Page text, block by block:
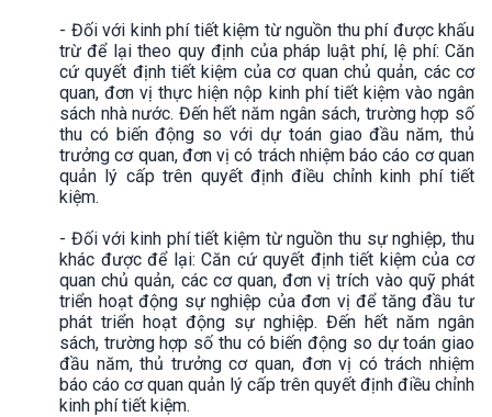
- Đối với kinh phí tiết kiệm từ nguồn thu phí được khấu
trừ để lại theo quy định của pháp luật phí, lệ phí: Căn
cứ quyết định tiết kiệm của cơ quan chủ quản, các cơ
quan, đơn vị thực hiện nộp kinh phí tiết kiệm vào ngân
sách nhà nước. Đến hết năm ngân sách, trường hợp số
thu có biến động so với dự toán giao đầu năm, thủ
trưởng cơ quan, đơn vị có trách nhiệm báo cáo cơ quan
quản lý cấp trên quyết định điều chỉnh kinh phí tiết
kiệm.
- Đối với kinh phí tiết kiệm từ nguồn thu sự nghiệp, thu
khác được để lại: Căn cứ quyết định tiết kiệm của cơ
quan chủ quản, các cơ quan, đơn vị trích vào quỹ phát
triển hoạt động sự nghiệp của đơn vị để tăng đầu tư
phát triển hoạt động sự nghiệp. Đến hết năm ngân
sách, trường hợp số thu có biến động so dự toán giao
đầu năm, thủ trưởng cơ quan, đơn vị có trách nhiệm
báo cáo cơ quan quản lý cấp trên quyết định điều chỉnh
kinh phí tiết kiệm.